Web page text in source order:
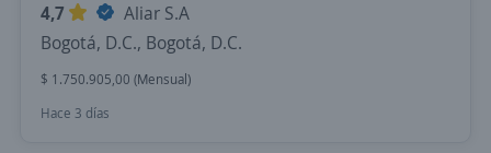
4,7
Aliar S.A
Bogotá, D.C., Bogotá, D.C.
$ 1.750.905,00 (Mensual)
Hace 3 días